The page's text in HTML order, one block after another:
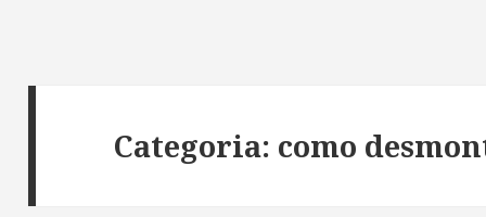
Categoria: como